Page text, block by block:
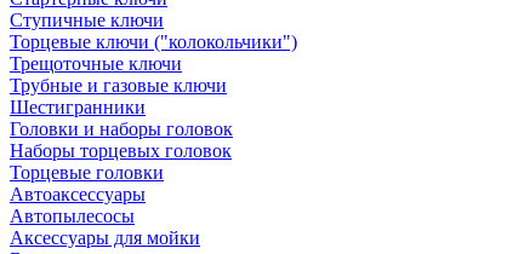
Ступичные ключи
Торцевые ключи ("колокольчики")
Трещоточные ключи
Трубные и газовые ключи
Шестигранники
Головки и наборы головок
Наборы торцевых головок
Торцевые головки
Автоаксессуары
Автопылесосы
Аксессуары для мойки